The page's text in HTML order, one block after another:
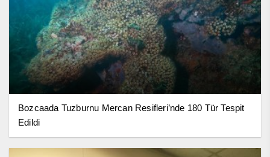
Bozcaada Tuzburnu Mercan Resifleri’nde 180 Tür Tespit
Edildi